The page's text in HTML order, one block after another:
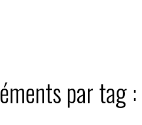
par tag :